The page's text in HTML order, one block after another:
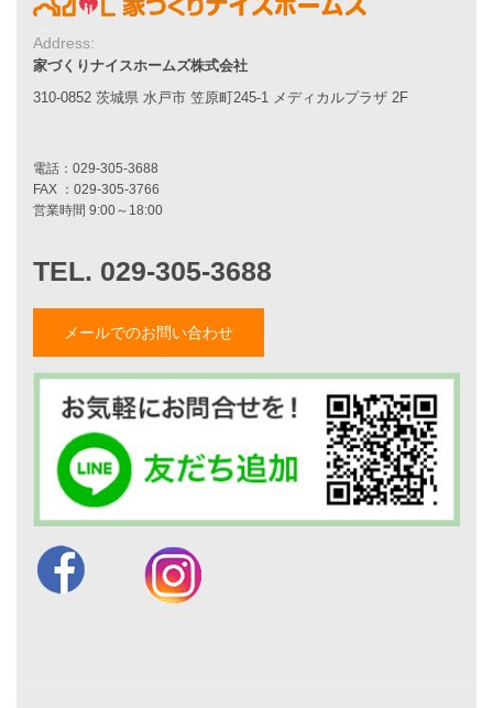
二世帯住宅をお考えの方へ
リフォームをお考えの方へ
施工事例一覧
お客様の声
家づくりへの想い
採用情報
お知らせ・イベント情報
ブログ一覧
菅原和彦のブログ
斎藤亮のブログ
小薬淳一のブログ
山形隆のブログ
仲内渉のブログ
Address:
家づくりナイスホームズ株式会社
310-0852 茨城県 水戸市 笠原町245-1 メディカルプラザ 2F
メールでのお問い合わせ